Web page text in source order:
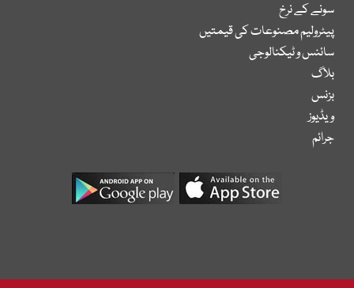
سونے کے نرخ
پیٹرولیم مصنوعات کی قیمتیں
سائنس و ٹیکنالوجی
بلاگ
بزنس
ویڈیوز
جرائم